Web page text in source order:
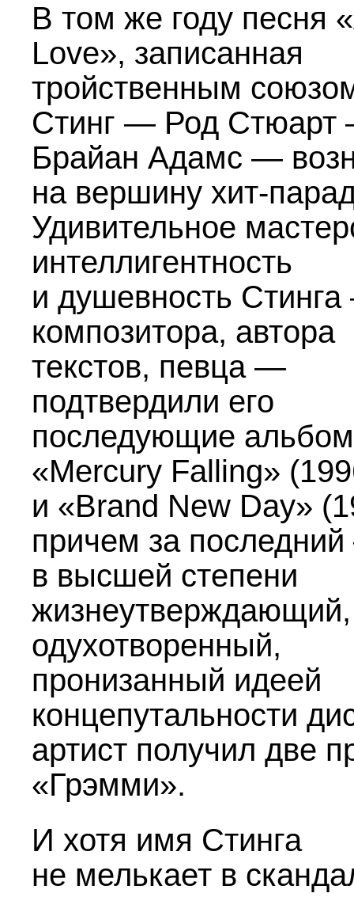
В том же году песня
Love», записанная
тройственным
Стинг — Род
Брайан Адамс —
на вершину хит-
Удивительное
интеллигентность
и душевность
композитора, автора
текстов, певца —
подтвердили его
последующие
«Mercury Falling»
и «Brand New Day»
причем за
в высшей степени
жизнеутверждающий,
одухотворенный,
пронизанный идеей
концепутальности
артист получил две
«Грэмми».
И хотя имя Стинга
не мелькает в